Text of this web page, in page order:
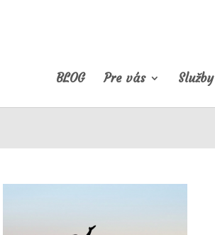
BLOG Pre vás Služby